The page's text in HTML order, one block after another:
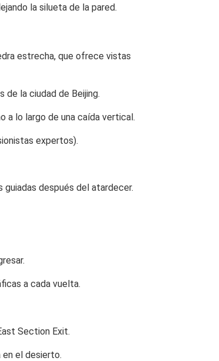
la silueta de la pared.
estrecha, que ofrece vistas
de la ciudad de Beijing.
a lo largo de una caída vertical.
expertos).
después del atardecer.
a cada vuelta.
Section Exit.
en el desierto.